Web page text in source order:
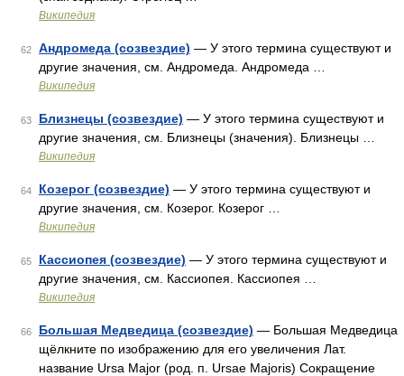
Википедия
62 Андромеда (созвездие) — У этого термина существуют и
другие значения, см. Андромеда. Андромеда …
Википедия
63 Близнецы (созвездие) — У этого термина существуют и
другие значения, см. Близнецы (значения). Близнецы …
Википедия
64 Козерог (созвездие) — У этого термина существуют и
другие значения, см. Козерог. Козерог …
Википедия
65 Кассиопея (созвездие) — У этого термина существуют и
другие значения, см. Кассиопея. Кассиопея …
Википедия
66 Большая Медведица (созвездие) — Большая Медведица
щёлкните по изображению для его увеличения Лат.
название Ursa Major (род. п. Ursae Majoris) Сокращение